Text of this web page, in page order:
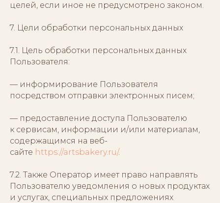
целей, если иное не предусмотрено законом.
7. Цели обработки персональных данных
7.1. Цель обработки персональных данных
Пользователя:
— информирование Пользователя
посредством отправки электронных писем;
— предоставление доступа Пользователю
к сервисам, информации и/или материалам,
содержащимся на веб-
сайте https://artsbakery.ru/.
7.2. Также Оператор имеет право направлять
Пользователю уведомления о новых продуктах
и услугах, специальных предложениях